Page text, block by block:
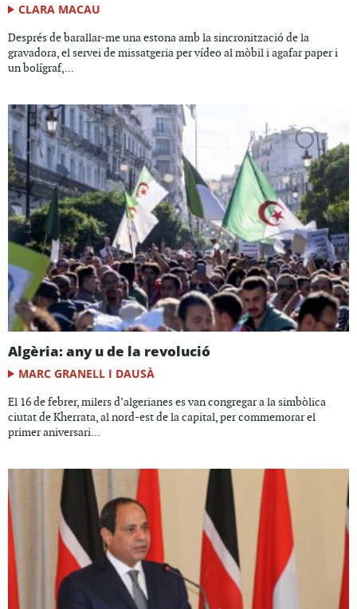
CLARA MACAU
Després de barallar-me una estona amb la sincronització de la
gravadora, el servei de missatgeria per vídeo al mòbil i agafar paper i
un bolígraf,...
Algèria: any u de la revolució
MARC GRANELL I DAUSÀ
El 16 de febrer, milers d’algerianes es van congregar a la simbòlica
ciutat de Kherrata, al nord-est de la capital, per commemorar el
primer aniversari...